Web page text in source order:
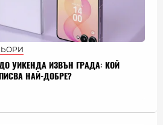
УИКЕНДА ИЗВЪН ГРАДА: КОЙ
НАЙ-ДОБРЕ?